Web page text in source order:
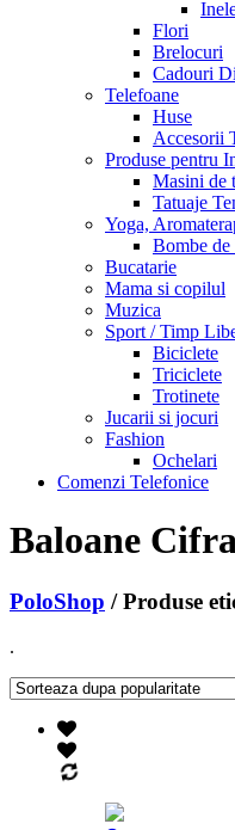
Flori
Brelocuri
Cadouri
Telefoane
Huse
Accesorii
Produse pentru
Masini de
Tatuaje
Yoga,
Bombe de
Bucatarie
Mama si copilul
Muzica
Sport / Timp
Biciclete
Triciclete
Trotinete
Jucarii si jocuri
Fashion
Ochelari
Comenzi Telefonice
Baloane
PoloShop / Produse
.